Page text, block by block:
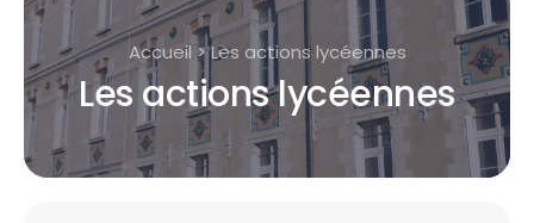
Accueil > Les actions lycéennes
Les actions lycéennes